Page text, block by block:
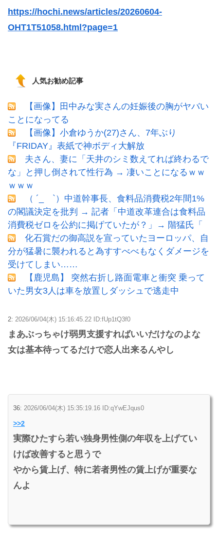
https://hochi.news/articles/20260604-
OHT1T51058.html?page=1
人気お勧め記事
【画像】田中みな実さんの妊娠後の胸がヤバい
ことになってる
【画像】小倉ゆうか(27)さん、7年ぶり
『FRIDAY』表紙で神ボディ大解放
夫さん、妻に「天井のシミ数えてれば終わるで
な」と押し倒されて性行為 → 凄いことになるｗｗ
ｗｗｗ
（ ´_ゝ`）中道幹事長、食料品消費税2年間1%
の閣議決定を批判 → 記者「中道改革連合は食料品
消費税ゼロを公約に掲げていたが？」→ 階猛氏「
化石賞だの御高説を宣っていたヨーロッパ、自
分が猛暑に襲われると為すすべべもなくダメージを
受けてしまい……
【鹿児島】 突然右折し路面電車と衝突 乗って
いた男女3人は車を放置しダッシュで逃走中
2: 2026/06/04(木) 15:16:45.22 ID:fUp1tQ3f0
まあぶっちゃけ弱男支援すればいいだけなのよな
女は基本待ってるだけで恋人出来るんやし
36: 2026/06/04(木) 15:35:19.16 ID:qYwEJqus0
>>2
実際ひたすら若い独身男性側の年収を上げてい
けば改善すると思うで
やから賃上げ、特に若者男性の賃上げが重要な
んよ